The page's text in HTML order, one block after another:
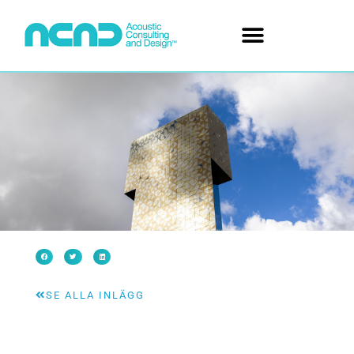
SE ALLA INLÄGG